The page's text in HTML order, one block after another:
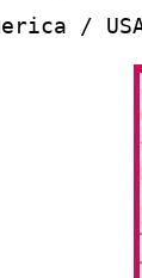
/